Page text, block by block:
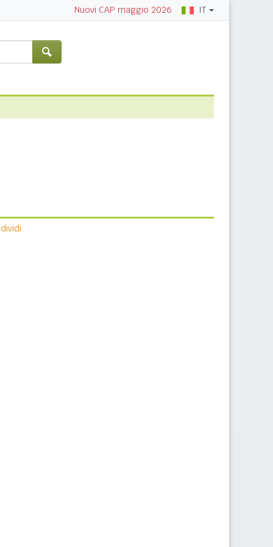
Nuovi CAP maggio 2026 IT